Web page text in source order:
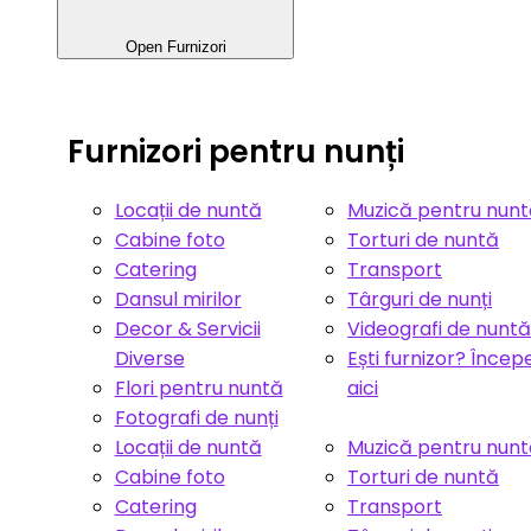
Open Furnizori
Furnizori pentru nunți
Locații de nuntă
Cabine foto
Catering
Dansul mirilor
Decor & Servicii
Diverse
Flori pentru nuntă
Fotografi de nunți
Muzică pentru
Torturi de nuntă
Transport
Târguri de nunți
Videografi de nuntă
Ești furnizor?
aici
Locații de nuntă
Cabine foto
Catering
Muzică pentru
Torturi de nuntă
Transport